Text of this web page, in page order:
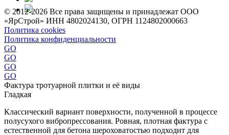
© 2012-2026 Все права защищены и принадлежат ООО
«ЯрСтрой» ИНН 4802024130, ОГРН 1124802000663
Политика cookies
Политика конфиденциальности
GO
GO
GO
GO
Фактура тротуарной плитки и её виды
Гладкая
Классический вариант поверхности, полученной в процессе
полусухого вибропрессования. Ровная, плотная фактура с
естественной для бетона шероховатостью подходит для